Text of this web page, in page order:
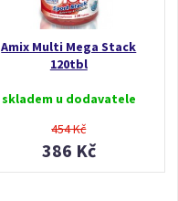
Amix Multi Mega Stack
120tbl
skladem u dodavatele
454 Kč
386 Kč